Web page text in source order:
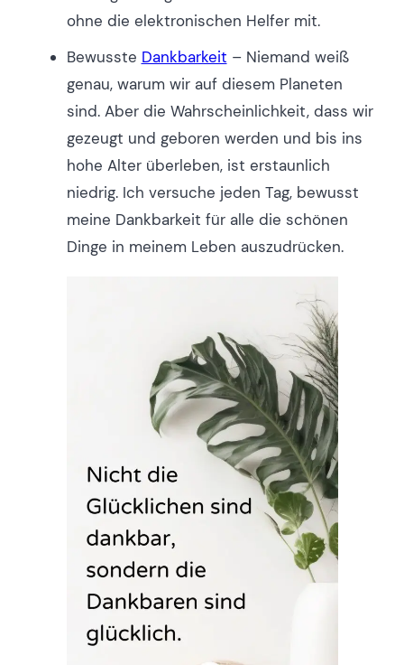
ohne die elektronischen Helfer mit.
Bewusste Dankbarkeit – Niemand weiß
genau, warum wir auf diesem Planeten
sind. Aber die Wahrscheinlichkeit, dass wir
gezeugt und geboren werden und bis ins
hohe Alter überleben, ist erstaunlich
niedrig. Ich versuche jeden Tag, bewusst
meine Dankbarkeit für alle die schönen
Dinge in meinem Leben auszudrücken.